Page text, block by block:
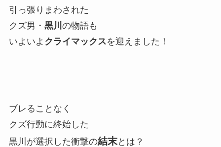
引っ張りまわされた
クズ男・ 黒川 の物語も
いよいよ クライマックスを迎えました！
ブレることなく
クズ行動に終始した
黒川が選択した衝撃の結末とは？